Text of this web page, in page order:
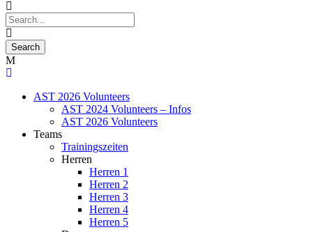
AST 2026 Volunteers
AST 2024 Volunteers – Infos
AST 2026 Volunteers
Teams
Trainingszeiten
Herren
Herren 1
Herren 2
Herren 3
Herren 4
Herren 5